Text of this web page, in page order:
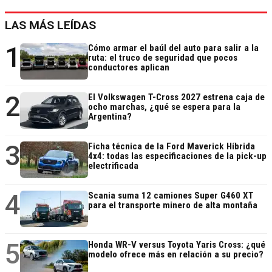
LAS MÁS LEÍDAS
1
Cómo armar el baúl del auto para salir a la
ruta: el truco de seguridad que pocos
conductores aplican
2
El Volkswagen T-Cross 2027 estrena caja de
ocho marchas, ¿qué se espera para la
Argentina?
3
Ficha técnica de la Ford Maverick Híbrida
4x4: todas las especificaciones de la pick-up
electrificada
4
Scania suma 12 camiones Super G460 XT
para el transporte minero de alta montaña
5
Honda WR-V versus Toyota Yaris Cross: ¿qué
modelo ofrece más en relación a su precio?